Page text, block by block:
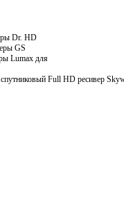
Dr. HD
GS
Lumax для
Full HD ресивер